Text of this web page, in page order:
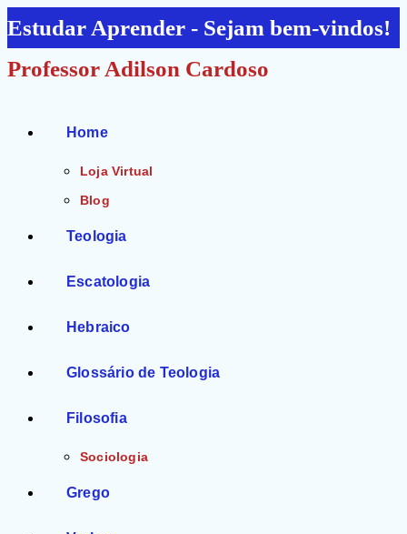
Ir
para
o
Estudar Aprender - Sejam bem-vindos!
Professor Adilson Cardoso
Home
Loja Virtual
Blog
Teologia
Escatologia
Hebraico
Glossário de Teologia
Filosofia
Sociologia
Grego